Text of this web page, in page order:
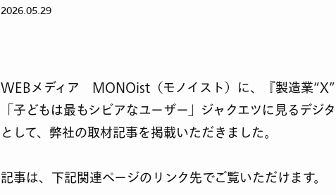
2026.05.29
WEBメディア MONOist（モノイスト）に、『製造業
「子どもは最もシビアなユーザー」ジャクエツに見るデジ
として、弊社の取材記事を掲載いただきました。
記事は、下記関連ページのリンク先でご覧いただけます。